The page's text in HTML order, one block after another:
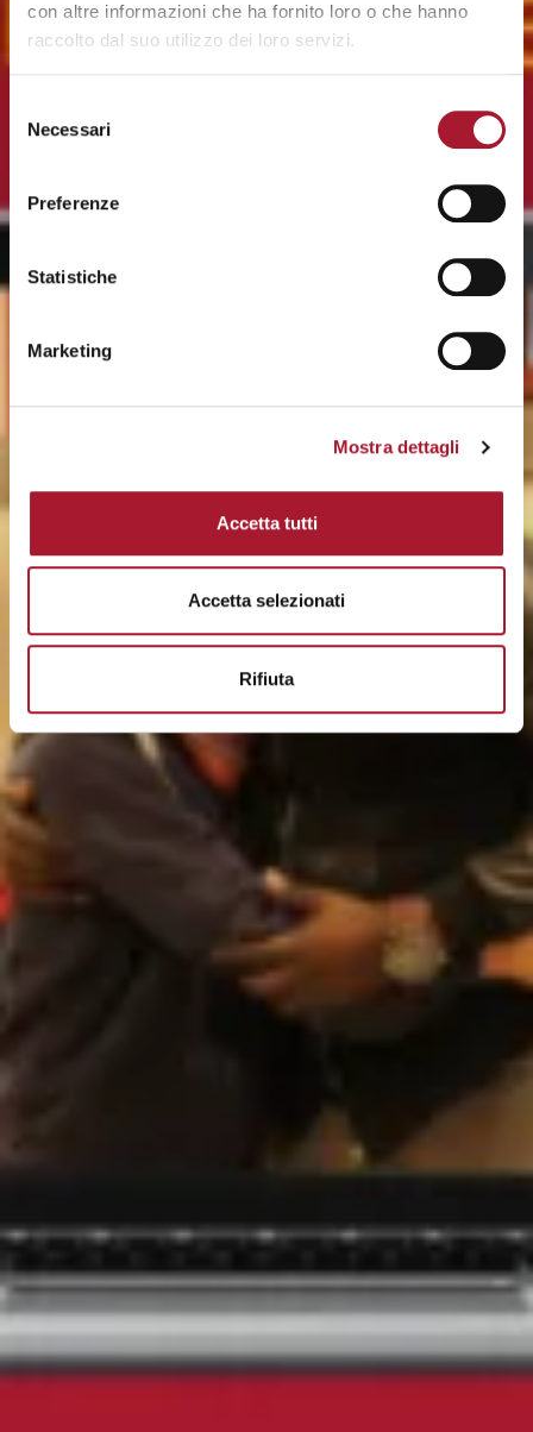
con altre informazioni che ha fornito loro o che hanno
raccolto dal suo utilizzo dei loro servizi.
delNecessari
Preferenze
Statistiche
Marketing
Mostra dettagli
Accetta tutti
Accetta selezionati
Rifiuta